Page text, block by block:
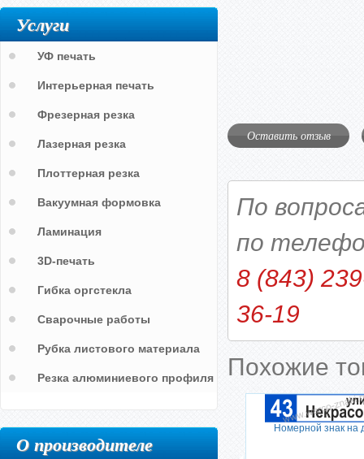
Оставить отзыв
По
по
8 (843)
36-19
Похожие
Номерной знак на
Услуги
УФ печать
Интерьерная печать
Фрезерная резка
Лазерная резка
Плоттерная резка
Вакуумная формовка
Ламинация
3D-печать
Гибка оргстекла
Сварочные работы
Рубка листового материала
Резка алюминиевого профиля
О производителе